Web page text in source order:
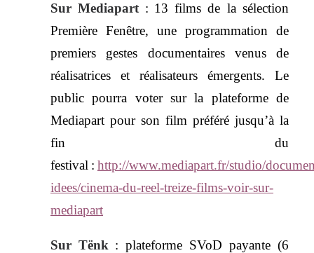
Sur Mediapart : 13 films de la sélection
Première Fenêtre, une programmation de
premiers gestes documentaires venus de
réalisatrices et réalisateurs émergents. Le
public pourra voter sur la plateforme de
Mediapart pour son film préféré jusqu’à la
fin du
festival : http://www.mediapart.fr/studio/
idees/cinema-du-reel-treize-films-voir-sur-
mediapart
Sur Tënk : plateforme SVoD payante (6